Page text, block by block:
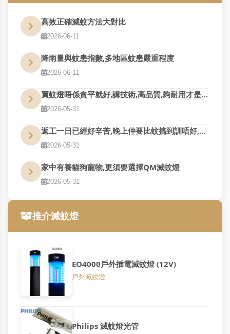
高效正確滅蚊方法大對比
2026-06-11
降雨量與蚊患指數,多地區蚊患嚴重程度
2026-06-11
買蚊燈唔係貪平就好,講技術,高品質,夠耐用才是真的好用
2026-05-31
返工一日已經好辛苦,晚上仲要比蚊搞到訓唔好,QM幫到您
2026-05-31
家中有養貓狗寵物,更須要選擇QM滅蚊燈
2026-05-31
推介滅蚊燈
EO4000戶外插電滅蚊燈 (12V)
戶外滅蚊燈
Philips 滅蚊燈光管